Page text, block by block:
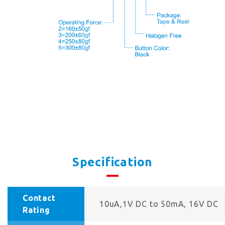
Specification
Contact
Rating
10uA,1V DC to 50mA, 16V DC